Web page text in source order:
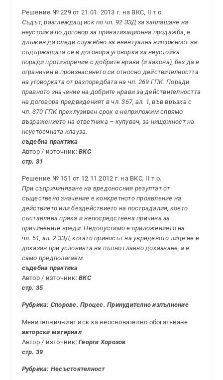
Решение № 229 от 21.01. 2013 г. на ВКС, II т.о.
Съдът, разглеждащ иск по чл. 92 ЗЗД за заплащане на
неустойка по договор за приватизационна продажба, е
длъжен да следи служебно за евентуална нищожност на
съдържащата се в договора уговорка за неустойка
поради противоречие с добрите нрави (и закона), без да е
ограничен в произнасянето си относно действителността
на уговорката от разпоредбата на чл. 269 ГПК. Поради
правното значение на добрите нрави за действителността
на договора предвиденият в чл. 367, ал. 1, във връзка с
чл. 370 ГПК преклузивен срок е неприложим спрямо
възражението на ответника – купувач, за нищожност на
неустоечната клауза.
съдебна практика
Автор / източник:ВКС
стр. 31
Решение № 151 от 12.11.2012 г. на ВКС, II т.о.
При съпричиняване на вредоносния резултат от
съществено значение е конкретното проявление на
действието или бездействието на пострадалия, което
съставлява пряка и непосредствена причина за
причинените вреди. Недопустимо е приложението на
чл. 51, ал. 2 ЗЗД, когато приносът на увреденото лице не е
доказан при условията на пълно главно доказване, а е
само предполагаем.
съдебна практика
Автор / източник:ВКС
стр. 35
Рубрика: Спорове. Процес. Принудително изпълнение
Менителничният иск за неоснователно обогатяване
авторски материал
Автор / източник:Георги Хорозов
стр. 39
Рубрика: Несъстоятелност